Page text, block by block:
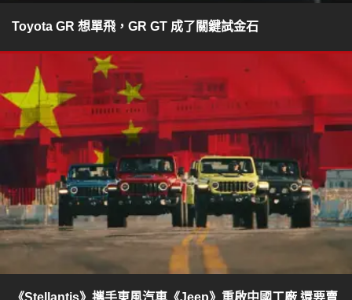
Toyota GR 想單飛，GR GT 成了關鍵試金石
《Stellantis》攜手東風汽車《Jeep》重啟中國工廠 還要賣